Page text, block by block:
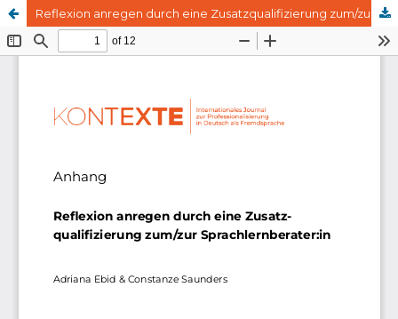
Reflexion anregen durch eine Zusatzqualifizierung zum/zur Sprachlernberater:in